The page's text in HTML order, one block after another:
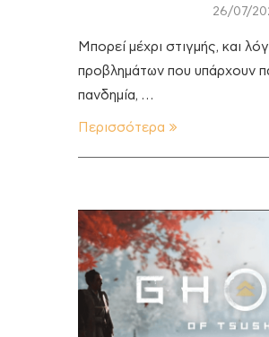
26/07/
Μπορεί μέχρι στιγμής, και
προβλημάτων που υπάρχουν
πανδημία, …
Περισσότερα